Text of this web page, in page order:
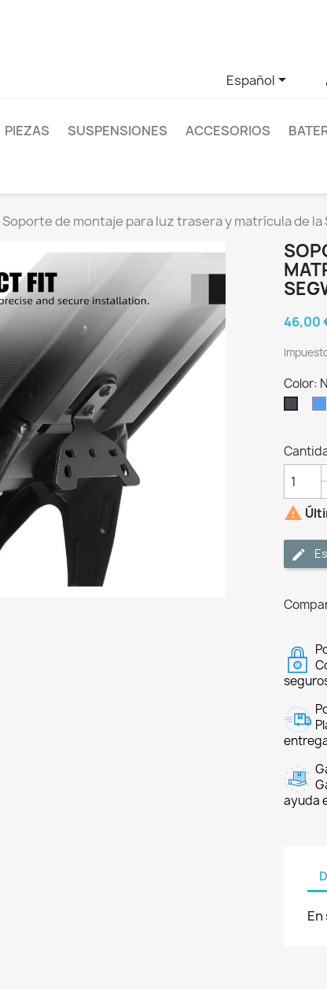
Español
PIEZAS SUSPENSIONES ACCESORIOS
Soporte de montaje para luz trasera y matrícula de la
46,00
Color:

ayuda